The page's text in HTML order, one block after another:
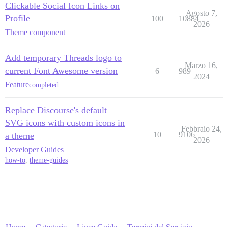
Clickable Social Icon Links on
Profile
Theme component
100 10884
Agosto 7,
2026
Add temporary Threads logo to
current Font Awesome version
Featurecompleted
6 989
Marzo 16,
2024
Replace Discourse's default
SVG icons with custom icons in
a theme
Developer Guides
how-to, theme-guides
10 9106
Febbraio 24,
2026